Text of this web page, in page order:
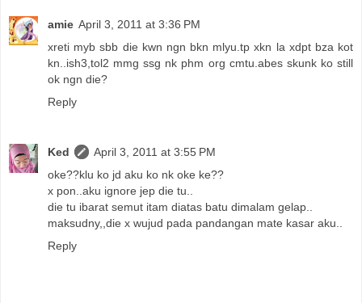
amie April 3, 2011 at 3:36 PM
xreti myb sbb die kwn ngn bkn mlyu.tp xkn la xdpt bza kot
kn..ish3,tol2 mmg ssg nk phm org cmtu.abes skunk ko still
ok ngn die?
Reply
Ked
April 3, 2011 at 3:55 PM
oke??klu ko jd aku ko nk oke ke??
x pon..aku ignore jep die tu..
die tu ibarat semut itam diatas batu dimalam gelap..
maksudny,,die x wujud pada pandangan mate kasar aku..
Reply